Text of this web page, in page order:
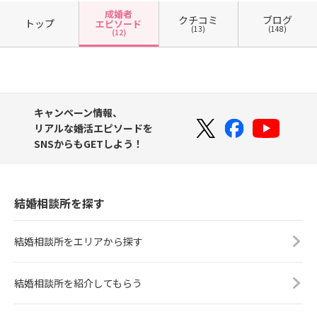
トップ
成婚者
エピソード
(12)
クチコミ
(13)
ブログ
(148)
キャンペーン情報、
リアルな婚活エピソードを
SNSからもGETしよう！
結婚相談所を探す
結婚相談所をエリアから探す
結婚相談所を紹介してもらう